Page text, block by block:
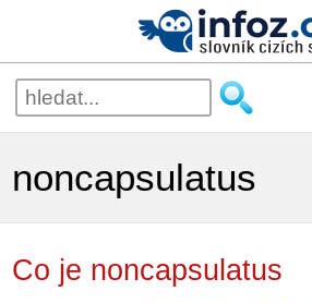
noncapsulatus
Co je noncapsulatus